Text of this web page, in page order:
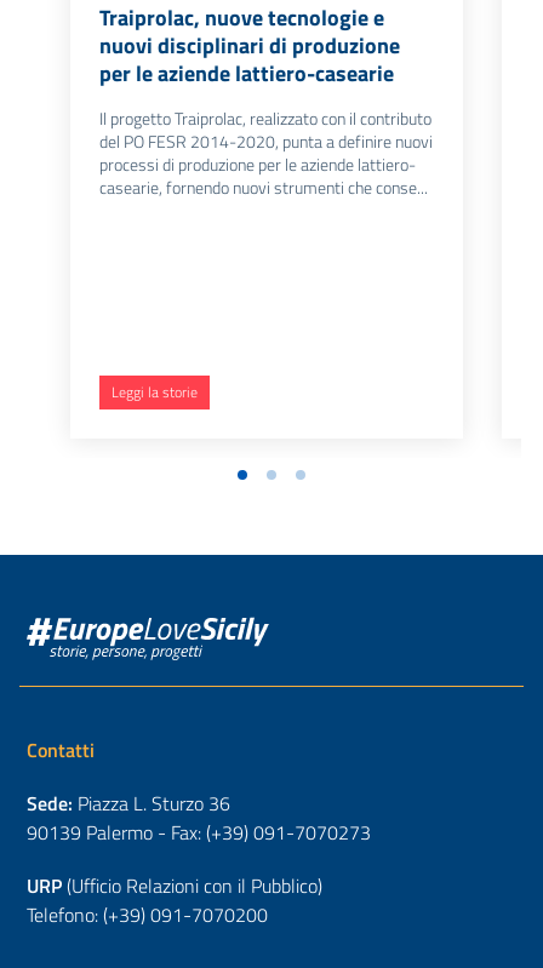
Traiprolac, nuove tecnologie e
nuovi disciplinari di produzione
per le aziende lattiero-casearie
Il progetto Traiprolac, realizzato con il contributo
del PO FESR 2014-2020, punta a definire nuovi
processi di produzione per le aziende lattiero-
casearie, fornendo nuovi strumenti che conse...
Leggi la storie
Contatti
Sede: Piazza L. Sturzo 36
90139 Palermo - Fax: (+39) 091-7070273
URP(Ufficio Relazioni con il Pubblico)
Telefono: (+39) 091-7070200